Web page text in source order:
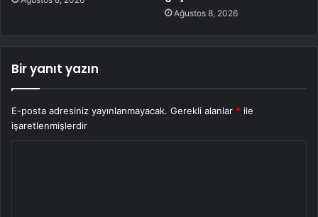
Ağustos 8, 2026
Bir yanıt yazın
E-posta adresiniz yayınlanmayacak. Gerekli alanlar * ile
işaretlenmişlerdir